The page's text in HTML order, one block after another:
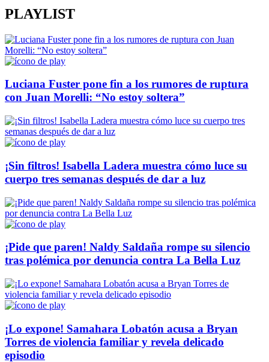
PLAYLIST
Luciana Fuster pone fin a los rumores de ruptura
con Juan Morelli: “No estoy soltera”
¡Sin filtros! Isabella Ladera muestra cómo luce su
cuerpo tres semanas después de dar a luz
¡Pide que paren! Naldy Saldaña rompe su silencio
tras polémica por denuncia contra La Bella Luz
¡Lo expone! Samahara Lobatón acusa a Bryan
Torres de violencia familiar y revela delicado
episodio